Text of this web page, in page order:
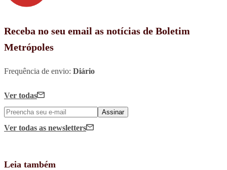
Receba no seu email as notícias de Boletim
Metrópoles
Frequência de envio: Diário
Ver todas
Assinar
Ver todas as newsletters
Leia também